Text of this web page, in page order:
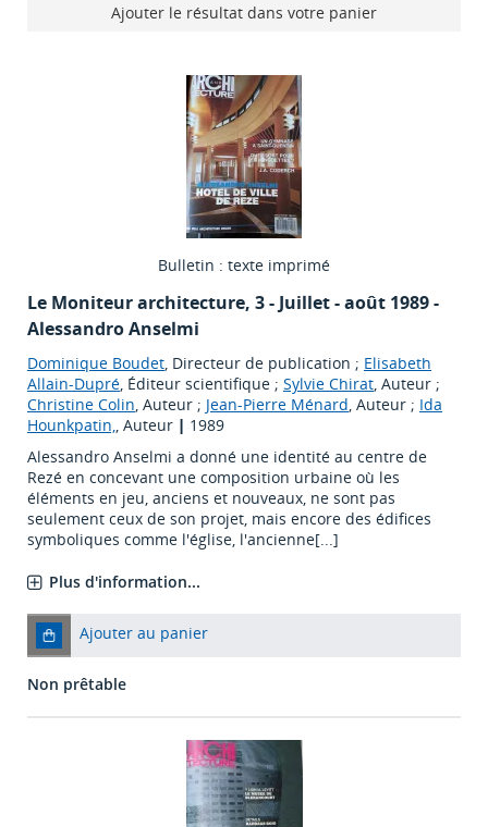
Ajouter le résultat dans votre panier
Bulletin : texte imprimé
Le Moniteur architecture, 3 - Juillet - août 1989 -
Alessandro Anselmi
Dominique Boudet, Directeur de publication ; Elisabeth
Allain-Dupré, Éditeur scientifique ; Sylvie Chirat, Auteur ;
Christine Colin, Auteur ; Jean-Pierre Ménard, Auteur ; Ida
Hounkpatin,, Auteur | 1989
Alessandro Anselmi a donné une identité au centre de
Rezé en concevant une composition urbaine où les
éléments en jeu, anciens et nouveaux, ne sont pas
seulement ceux de son projet, mais encore des édifices
symboliques comme l'église, l'ancienne[...]
Plus d'information...
Ajouter au panier
Non prêtable